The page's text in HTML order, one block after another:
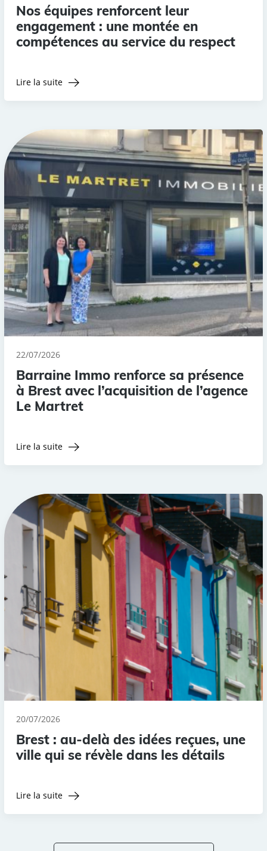
Nos équipes renforcent leur
engagement : une montée en
compétences au service du respect
Lire la suite
22/07/2026
Barraine Immo renforce sa présence
à Brest avec l’acquisition de l’agence
Le Martret
Lire la suite
20/07/2026
Brest : au-delà des idées reçues, une
ville qui se révèle dans les détails
Lire la suite